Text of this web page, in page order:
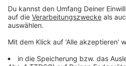
Videoanleitung könnt ihr direkt
anschauen!